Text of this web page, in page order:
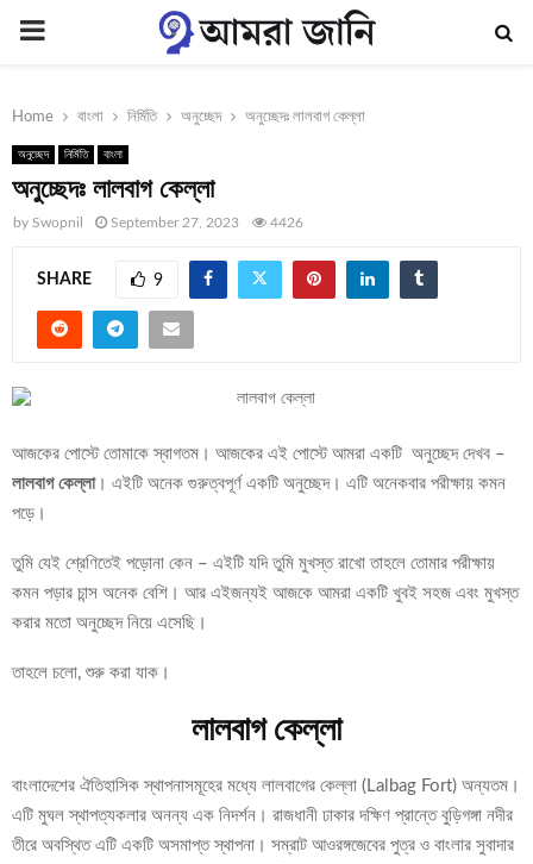
PRIMARY
Home বাংলা নির্মিতি অনুচ্ছেদ অনুচ্ছেদঃ লালবাগ কেল্লা
অনুচ্ছেদ নির্মিতি বাংলা
অনুচ্ছেদঃ লালবাগ কেল্লা
by Swopnil September 27, 2023 4426
SHARE 9
আজকের পোস্টে তোমাকে স্বাগতম। আজকের এই পোস্টে আমরা একটি অনুচ্ছেদ দেখব –
লালবাগ কেল্লা। এইটি অনেক গুরুত্বপূর্ণ একটি অনুচ্ছেদ। এটি অনেকবার পরীক্ষায় কমন
পড়ে।
তুমি যেই শ্রেণিতেই পড়োনা কেন – এইটি যদি তুমি মুখস্ত রাখো তাহলে তোমার পরীক্ষায়
কমন পড়ার চান্স অনেক বেশি। আর এইজন্যই আজকে আমরা একটি খুবই সহজ এবং মুখস্ত
করার মতো অনুচ্ছেদ নিয়ে এসেছি।
তাহলে চলো, শুরু করা যাক।
লালবাগ কেল্লা
বাংলাদেশের ঐতিহাসিক স্থাপনাসমূহের মধ্যে লালবাগের কেল্লা (Lalbag Fort) অন্যতম।
এটি মুঘল স্থাপত্যকলার অনন্য এক নিদর্শন। রাজধানী ঢাকার দক্ষিণ প্রান্তে বুড়িগঙ্গা নদীর
তীরে অবস্থিত এটি একটি অসমাপ্ত স্থাপনা। সম্রাট আওরঙ্গজেবের পুত্র ও বাংলার সুবাদার